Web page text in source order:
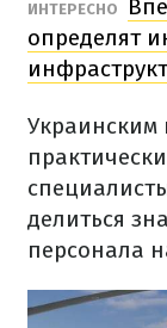
ИНТЕРЕСНО
определят
Украинским
делиться
персонала